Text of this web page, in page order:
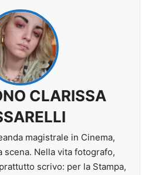
CLARISSA
magistrale in Cinema,
scena. Nella vita fotografo,
scrivo: per la Stampa,